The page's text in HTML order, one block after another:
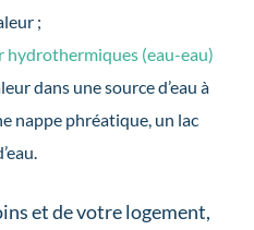
;
hydrothermiques (eau-eau)
dans une source d’eau à
nappe phréatique, un lac
et de votre logement,